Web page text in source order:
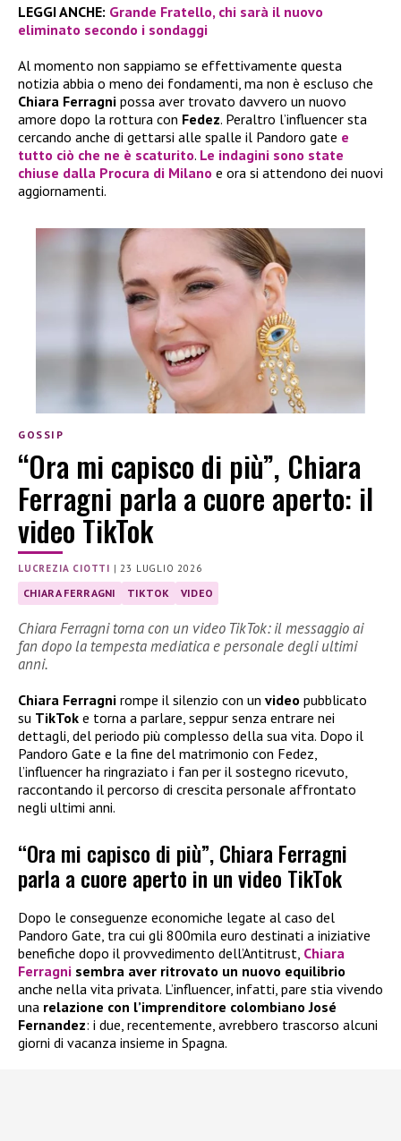
LEGGI ANCHE: Grande Fratello, chi sarà il nuovo
eliminato secondo i sondaggi
Al momento non sappiamo se effettivamente questa
notizia abbia o meno dei fondamenti, ma non è escluso che
Chiara Ferragni possa aver trovato davvero un nuovo
amore dopo la rottura con Fedez. Peraltro l’influencer sta
cercando anche di gettarsi alle spalle il Pandoro gate e
tutto ciò che ne è scaturito. Le indagini sono state
chiuse dalla Procura di Milano e ora si attendono dei nuovi
aggiornamenti.
GOSSIP
“Ora mi capisco di più”, Chiara
Ferragni parla a cuore aperto: il
video TikTok
LUCREZIA CIOTTI | 23 LUGLIO 2026
CHIARA FERRAGNI TIKTOK VIDEO
Chiara Ferragni torna con un video TikTok: il messaggio ai
fan dopo la tempesta mediatica e personale degli ultimi
anni.
Chiara Ferragni rompe il silenzio con un video pubblicato
su TikTok e torna a parlare, seppur senza entrare nei
dettagli, del periodo più complesso della sua vita. Dopo il
Pandoro Gate e la fine del matrimonio con Fedez,
l’influencer ha ringraziato i fan per il sostegno ricevuto,
raccontando il percorso di crescita personale affrontato
negli ultimi anni.
“Ora mi capisco di più”, Chiara Ferragni
parla a cuore aperto in un video TikTok
Dopo le conseguenze economiche legate al caso del
Pandoro Gate, tra cui gli 800mila euro destinati a iniziative
benefiche dopo il provvedimento dell’Antitrust, Chiara
Ferragni sembra aver ritrovato un nuovo equilibrio
anche nella vita privata. L’influencer, infatti, pare stia vivendo
una relazione con l’imprenditore colombiano José
Fernandez: i due, recentemente, avrebbero trascorso alcuni
giorni di vacanza insieme in Spagna.